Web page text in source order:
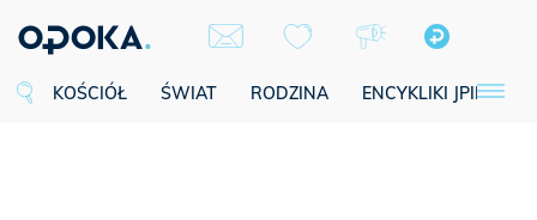
KOŚCIÓŁ ŚWIAT RODZINA ENCYKLIKI JPII